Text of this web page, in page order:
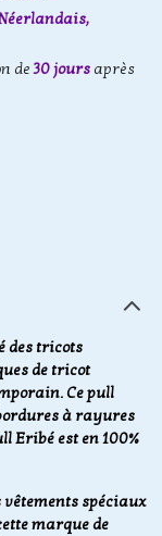
de30 jours après
des tricots
de tricot
Ce pull
à rayures
Eribé est en 100%
spéciaux
marque de